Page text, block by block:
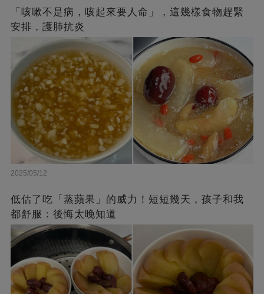
「咳嗽不是病，咳起來要人命」，這幾樣食物趕緊
安排，護肺抗炎
2025/05/12
低估了吃「蒸蘋果」的威力！短短幾天，孩子和我
都舒服：後悔太晚知道